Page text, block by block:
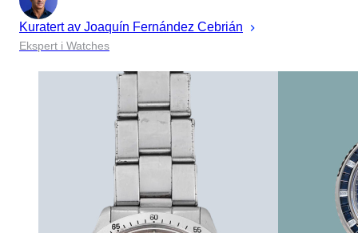
Kuratert av Joaquín Fernández Cebrián
Ekspert i Watches